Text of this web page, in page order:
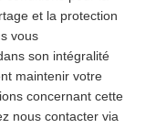
et la protection
vous
son intégralité
maintenir votre
concernant cette
nous contacter via